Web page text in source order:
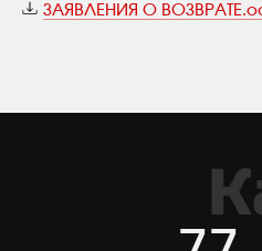
ЗАЯВЛЕНИЯ О